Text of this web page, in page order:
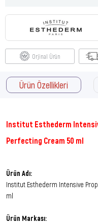
Orjinal Ürün
Ürün Özellikleri
Institut Esthederm
Perfecting Cream 50 ml
Ürün Adı:
Institut Esthederm Intensive
ml
Ürün Markası: